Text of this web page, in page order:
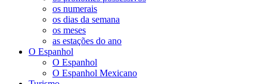
os numerais
os dias da semana
os meses
as estações do ano
O Espanhol
O Espanhol
O Espanhol Mexicano